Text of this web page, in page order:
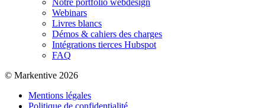
Notre portfolio webdesign
Webinars
Livres blancs
Démos & cahiers des charges
Intégrations tierces Hubspot
FAQ
© Markentive 2026
Mentions légales